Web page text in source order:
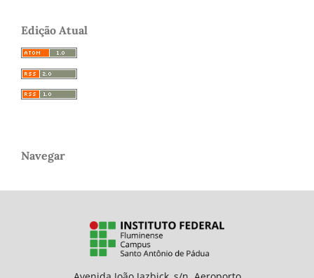
Edição Atual
Navegar